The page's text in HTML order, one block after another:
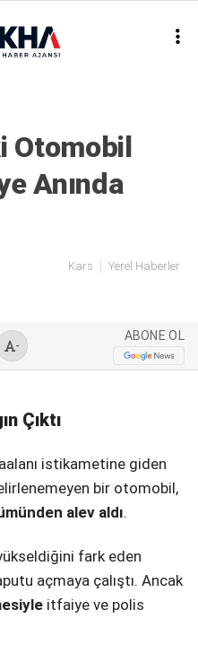
Hattı
Facebook
29.6
Otomobil
Anında
Kars Yerel Haberler
-
ABONE OL
Çıktı
istikametine giden
bir otomobil,
alev aldı.
fark eden
açmaya çalıştı. Ancak
itfaiye ve polis